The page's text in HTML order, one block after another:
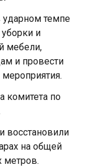
ударном темпе
и
мебели,
и провести
комитета по
на общей
метров.